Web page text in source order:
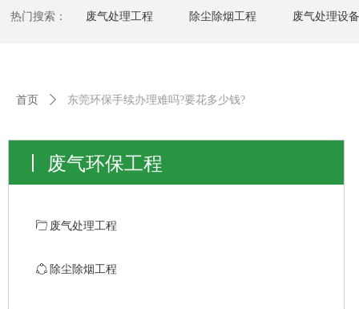
首页 ꄲ 东莞环保手续办理难吗?要花多少钱?
ꄁ 废气处理工程
ꁢ 除尘除烟工程
废气环保工程
热门搜索： 废气处理工程 除尘除烟工程 废气处理设